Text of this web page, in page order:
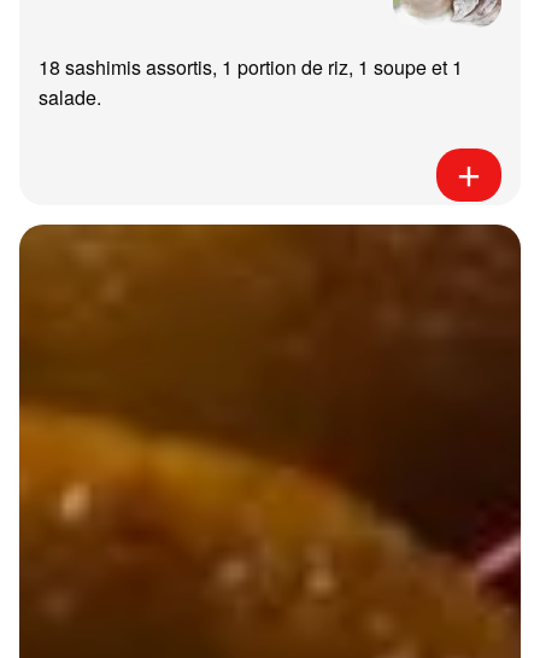
18 sashimis assortis, 1 portion de riz, 1 soupe et 1
salade.